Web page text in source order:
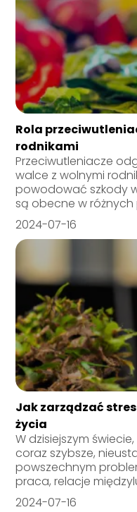
Rola
rodnikami
Przeciwutleniacze
walce z wolnymi
powodować szkody
są obecne w różnych
2024-07-16
Jak zarządzać
życia
W dzisiejszym
coraz szybsze,
powszechnym
praca, relacje
2024-07-16